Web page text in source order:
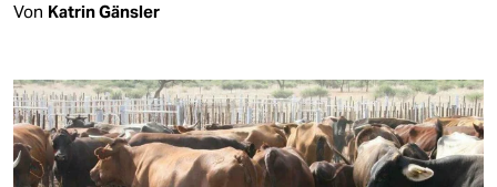
Von Katrin Gänsler